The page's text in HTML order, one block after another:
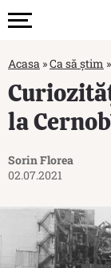
Acasa »Ca să știm »
la
Sorin Florea
02.07.2021